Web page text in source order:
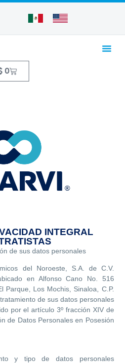
0
INTEGRAL
de sus datos personales
del Noroeste, S.A. de C.V.
en Alfonso Cano No. 516
Parque, Los Mochis, Sinaloa, C.P.
de sus datos personales
por el artículo 3º fracción XIV de
de Datos Personales en Posesión
y tipo de datos personales